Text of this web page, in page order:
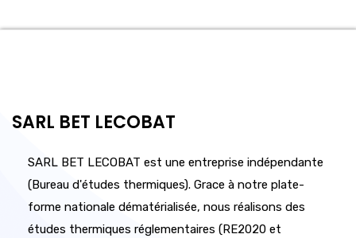
SARL BET LECOBAT
SARL BET LECOBAT est une entreprise indépendante
(Bureau d'études thermiques). Grace à notre plate-
forme nationale dématérialisée, nous réalisons des
études thermiques réglementaires (RE2020 et